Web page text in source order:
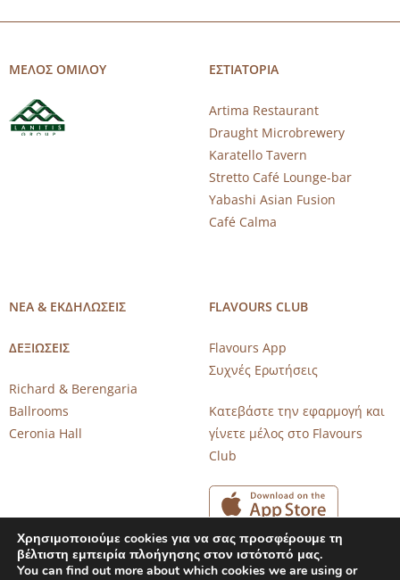
ΜΕΛΟΣ ΟΜΙΛΟΥ ΕΣΤΙΑΤΟΡΙΑ
Artima Restaurant
Draught Microbrewery
Karatello Tavern
Stretto Café Lounge-bar
Yabashi Asian Fusion
Café Calma
ΝΕΑ & ΕΚΔΗΛΩΣΕΙΣ
ΔΕΞΙΩΣΕΙΣ
Richard & Berengaria
Ballrooms
Ceronia Hall
FLAVOURS CLUB
Flavours App
Συχνές Ερωτήσεις
Κατεβάστε την εφαρμογή και
γίνετε μέλος στο Flavours
Club
Χρησιμοποιούμε cookies για να σας προσφέρουμε τη
βέλτιστη εμπειρία πλοήγησης στον ιστότοπό μας.
You can find out more about which cookies we are using or